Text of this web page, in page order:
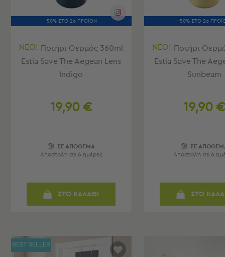
Μπρατσάκια
Φουσκωτά
Παπούτσια
Θαλάσσης
Νέες
Αφίξεις
-50% ΣΤΟ 2ο ΠΡΟΪΟΝ
ΝΕΟ! Ποτήρι Θερμός 360ml
Estia Save The Aegean Lens
Indigo
19,90 €
ΣΕ ΑΠΟΘΕΜΑ
Αποστολή σε 6 ημέρες
ΣΤΟ ΚΑΛΑΘΙ
-50% ΣΤΟ 2ο
ΝΕΟ! Ποτήρι
Estia Save The
Sunbeam
19,90 €
ΣΕ
Αποστολή σε 6
ΣΤΟ
BEST SELLER